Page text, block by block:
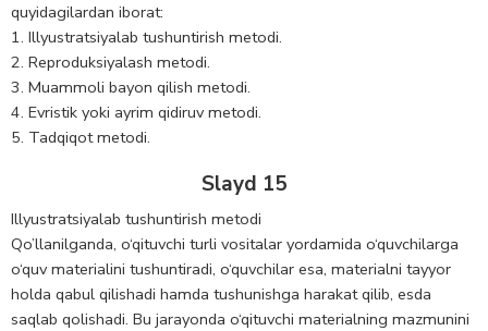
quyidagilardan iborat:
1. Illyustratsiyalab tushuntirish metodi.
2. Reproduksiyalash metodi.
3. Muammoli bayon qilish metodi.
4. Evristik yoki ayrim qidiruv metodi.
5. Tadqiqot metodi.
Slayd 15
Illyustratsiyalab tushuntirish metodi
Qo’llanilganda, o‘qituvchi turli vositalar yordamida o‘quvchilarga
o‘quv materialini tushuntiradi, o‘quvchilar esa, materialni tayyor
holda qabul qilishadi hamda tushunishga harakat qilib, esda
saqlab qolishadi. Bu jarayonda o‘qituvchi materialning mazmunini